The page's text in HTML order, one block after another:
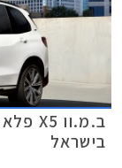
בישראל